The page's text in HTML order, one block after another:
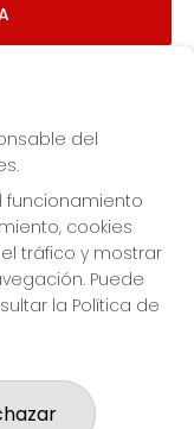
del
funcionamiento
cookies
tráfico y mostrar
Puede
la Política de